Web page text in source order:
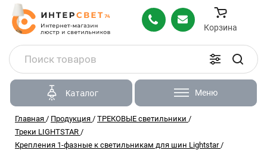
Корзина
Каталог Меню
Главная / Продукция / ТРЕКОВЫЕ светильники /
Треки LIGHTSTAR /
Крепления 1-фазные к светильникам для шин Lightstar /